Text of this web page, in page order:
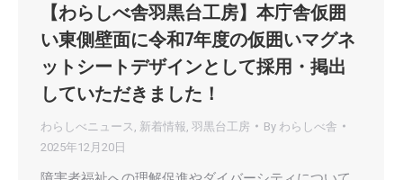
【わらしべ舎羽黒台工房】本庁舎仮囲
い東側壁面に令和7年度の仮囲いマグネ
ットシートデザインとして採用・掲出
していただきました！
わらしべニュース 新着情報 羽黒台工房 By わらしべ舎
2025年12月20日